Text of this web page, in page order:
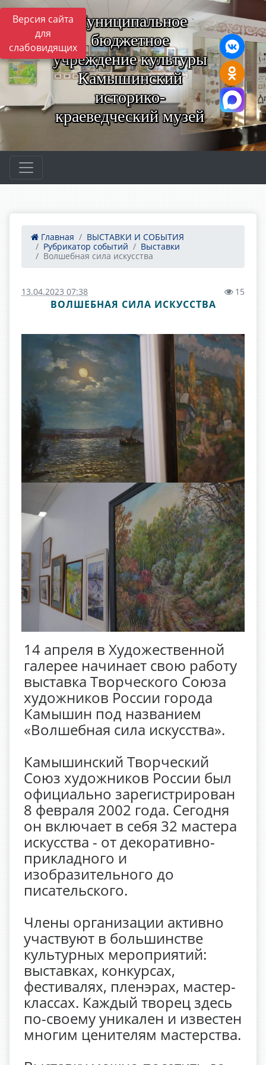
Версия сайта
для
слабовидящих
Муниципальное
бюджетное
учреждение культуры
Камышинский
историко-
краеведческий музей
Главная
ВЫСТАВКИ И СОБЫТИЯ
Рубрикатор событий
Выставки
Волшебная сила искусства
13.04.2023 07:38 15
ВОЛШЕБНАЯ СИЛА ИСКУССТВА
14 апреля в Художественной
галерее начинает свою работу
выставка Творческого Союза
художников России города
Камышин под названием
«Волшебная сила искусства».
Камышинский Творческий
Союз художников России был
официально зарегистрирован
8 февраля 2002 года. Сегодня
он включает в себя 32 мастера
искусства - от декоративно-
прикладного и
изобразительного до
писательского.
Члены организации активно
участвуют в большинстве
культурных мероприятий:
выставках, конкурсах,
фестивалях, пленэрах, мастер-
классах. Каждый творец здесь
по-своему уникален и известен
многим ценителям мастерства.